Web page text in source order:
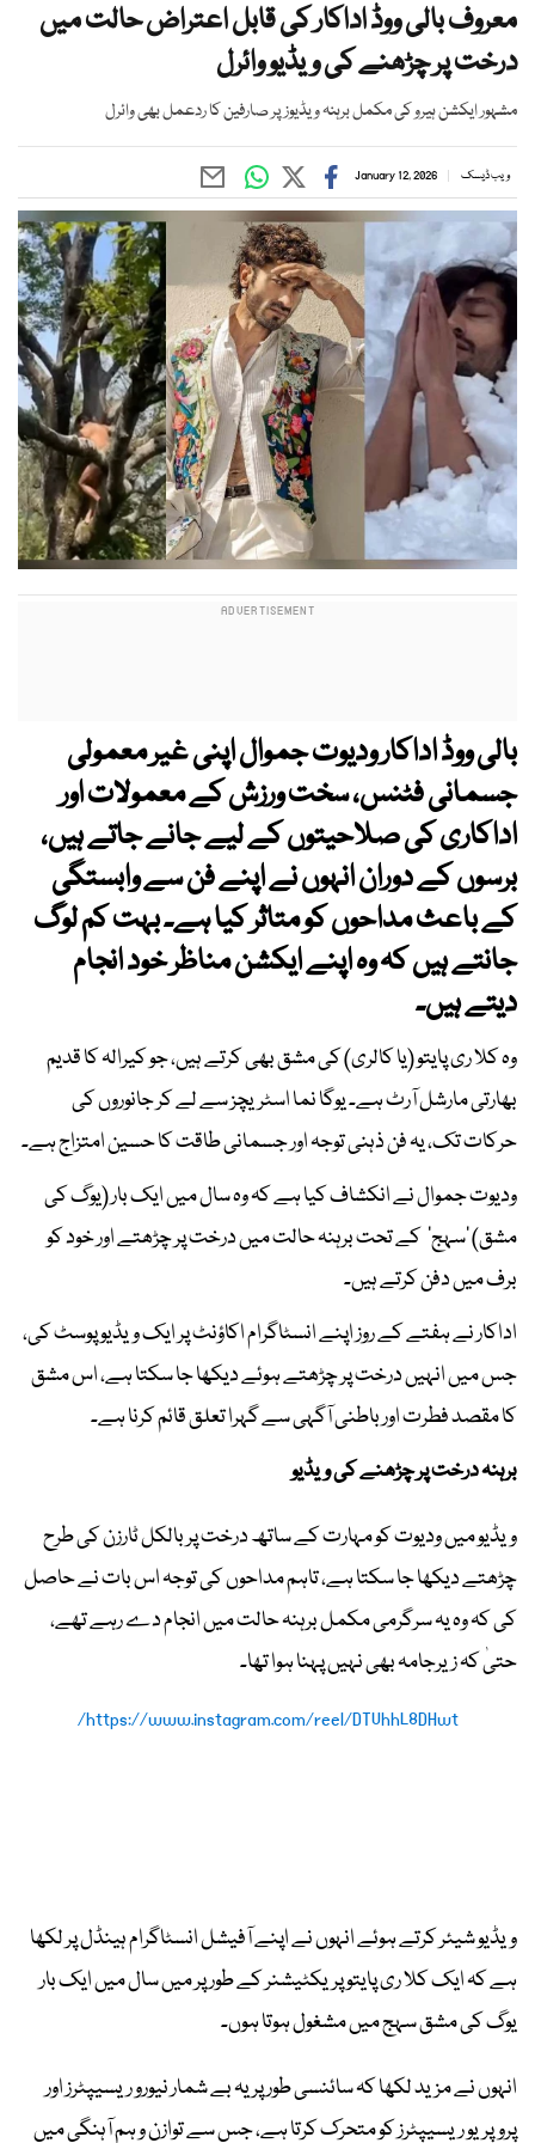
معروف بالی ووڈ اداکار کی قابل اعتراض حالت میں
درخت پر چڑھنے کی ویڈیو وائرل
مشہور ایکشن ہیرو کی مکمل برہنہ ویڈیوز پر صارفین کا ردعمل بھی وائرل
ویب ڈیسک January 12, 2026
بالی ووڈ اداکار ودیوت جموال اپنی غیر معمولی
جسمانی فٹنس، سخت ورزش کے معمولات اور
اداکاری کی صلاحیتوں کے لیے جانے جاتے ہیں،
برسوں کے دوران انہوں نے اپنے فن سے وابستگی
کے باعث مداحوں کو متاثر کیا ہے۔ بہت کم لوگ
جانتے ہیں کہ وہ اپنے ایکشن مناظر خود انجام
دیتے ہیں۔
وہ کلا ری پایتو (یا کالری) کی مشق بھی کرتے ہیں، جو کیرالہ کا قدیم
بھارتی مارشل آرٹ ہے۔ یوگا نما اسٹریچز سے لے کر جانوروں کی
حرکات تک، یہ فن ذہنی توجہ اور جسمانی طاقت کا حسین امتزاج ہے۔
ودیوت جموال نے انکشاف کیا ہے کہ وہ سال میں ایک بار (یوگ کی
مشق) ’سہج‘ کے تحت برہنہ حالت میں درخت پر چڑھتے اور خود کو
برف میں دفن کرتے ہیں۔
اداکار نے ہفتے کے روز اپنے انسٹاگرام اکاؤنٹ پر ایک ویڈیو پوسٹ کی،
جس میں انہیں درخت پر چڑھتے ہوئے دیکھا جا سکتا ہے، اس مشق
کا مقصد فطرت اور باطنی آگہی سے گہرا تعلق قائم کرنا ہے۔
برہنہ درخت پر چڑھنے کی ویڈیو
ویڈیو میں ودیوت کو مہارت کے ساتھ درخت پر بالکل ٹارزن کی طرح
چڑھتے دیکھا جا سکتا ہے، تاہم مداحوں کی توجہ اس بات نے حاصل
کی کہ وہ یہ سرگرمی مکمل برہنہ حالت میں انجام دے رہے تھے،
حتیٰ کہ زیرجامہ بھی نہیں پہنا ہوا تھا۔
https://www.instagram.com/reel/DTUhhL8DHwt/
ویڈیو شیئر کرتے ہوئے انہوں نے اپنے آفیشل انسٹاگرام ہینڈل پر لکھا
ہے کہ ایک کلا ری پایتو پریکٹیشنر کے طور پر میں سال میں ایک بار
یوگ کی مشق سہج میں مشغول ہوتا ہوں۔
انہوں نے مزید لکھا کہ سائنسی طور پر یہ بے شمار نیورو ریسیپٹرز اور
پروپریو ریسیپٹرز کو متحرک کرتا ہے، جس سے توازن و ہم آہنگی میں